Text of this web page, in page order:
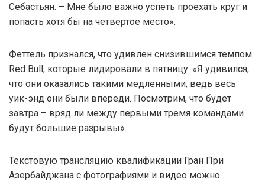
Себастьян. – Мне было важно успеть проехать круг и
попасть хотя бы на четвертое место».
Феттель признался, что удивлен снизившимся темпом
Red Bull, которые лидировали в пятницу: «Я удивился,
что они оказались такими медленными, ведь весь
уик-энд они были впереди. Посмотрим, что будет
завтра – вряд ли между первыми тремя командами
будут большие разрывы».
Текстовую трансляцию квалификации Гран При
Азербайджана с фотографиями и видео можно